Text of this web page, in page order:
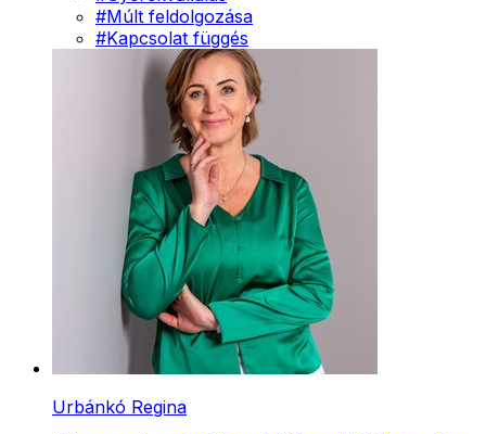
#Múlt feldolgozása
#Kapcsolat függés
Urbánkó Regina